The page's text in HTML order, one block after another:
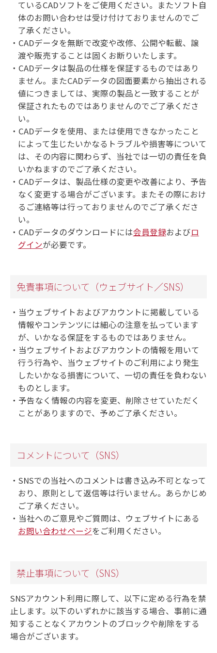
ているCADソフトをご使用ください。またソフト自
体のお問い合わせは受け付けておりませんのでご
了承ください。
CADデータを無断で改変や改修、公開や転載、譲
渡や販売することは固くお断りいたします。
CADデータは製品の仕様を保証するものではあり
ません。またCADデータの図面要素から抽出される
値につきましては、実際の製品と一致することが
保証されたものではありませんのでご了承くださ
い。
CADデータを使用、または使用できなかったこと
によって生じたいかなるトラブルや損害等について
は、その内容に関わらず、当社では一切の責任を負
いかねますのでご了承ください。
CADデータは、製品仕様の変更や改善により、予告
なく変更する場合がございます。またその際におけ
るご連絡等は行っておりませんのでご了承くださ
い。
CADデータのダウンロードには会員登録およびロ
グインが必要です。
免責事項について（ウェブサイト／SNS）
当ウェブサイトおよびアカウントに掲載している
情報やコンテンツには細心の注意を払っています
が、いかなる保証をするものではありません。
当ウェブサイトおよびアカウントの情報を用いて
行う行為や、当ウェブサイトのご利用により発生
したいかなる損害について、一切の責任を負わない
ものとします。
予告なく情報の内容を変更、削除させていただく
ことがありますので、予めご了承ください。
コメントについて（SNS）
SNSでの当社へのコメントは書き込み不可となって
おり、原則として返信等は行いません。あらかじめ
ご了承ください。
当社へのご意見やご質問は、ウェブサイトにある
お問い合わせページをご利用ください。
禁止事項について（SNS）
SNSアカウント利用に際して、以下に定める行為を禁
止します。以下のいずれかに該当する場合、事前に通
知することなくアカウントのブロックや削除をする
場合がございます。